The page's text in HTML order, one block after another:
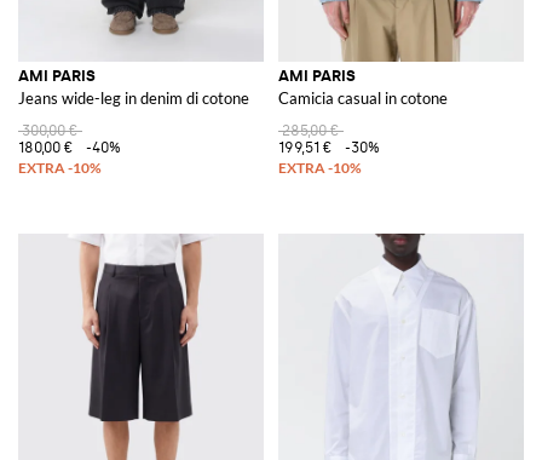
AMI PARIS
Jeans wide-leg in denim di cotone
300,00 €
180,00 €
-40%
AMI PARIS
Camicia casual in cotone
285,00 €
199,51 €
-30%